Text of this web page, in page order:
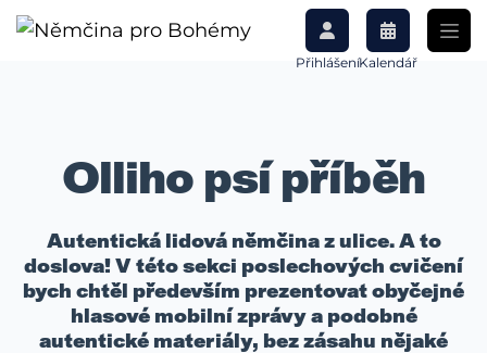
PřihlášeníKalendář
Olliho psí příběh
Autentická lidová němčina z ulice. A to
doslova! V této sekci poslechových cvičení
bych chtěl především prezentovat obyčejné
hlasové mobilní zprávy a podobné
autentické materiály, bez zásahu nějaké